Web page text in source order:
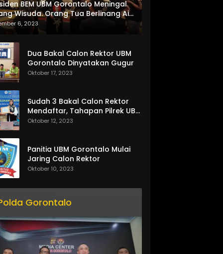
BEM UBM Gorontalo Meningal
Wisuda. Orang Tua Berlinang Air
Menerima SKL dan Pemasangan
6, 2023
Dua Bakal Calon Rektor UBM
Gorontalo Dinyatakan Gugur
Oktober 17, 2023
Sudah 3 Bakal Calon Rektor
Mendaftar, Tahapan Pilrek UBM
Gorontalo Makin Seru
Oktober 12, 2023
Panitia UBM Gorontalo Mulai
Jaring Calon Rektor
Oktober 10, 2023
Gorontalo